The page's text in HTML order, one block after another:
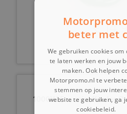
€
1000W Eco mini Kinder
beter met
We gebruiken cookies
te laten werken en jouw
maken. Ook helpen
Motorpromo.nl te
stemmen op jouw
website te gebruiken, ga
cookiebeleid.